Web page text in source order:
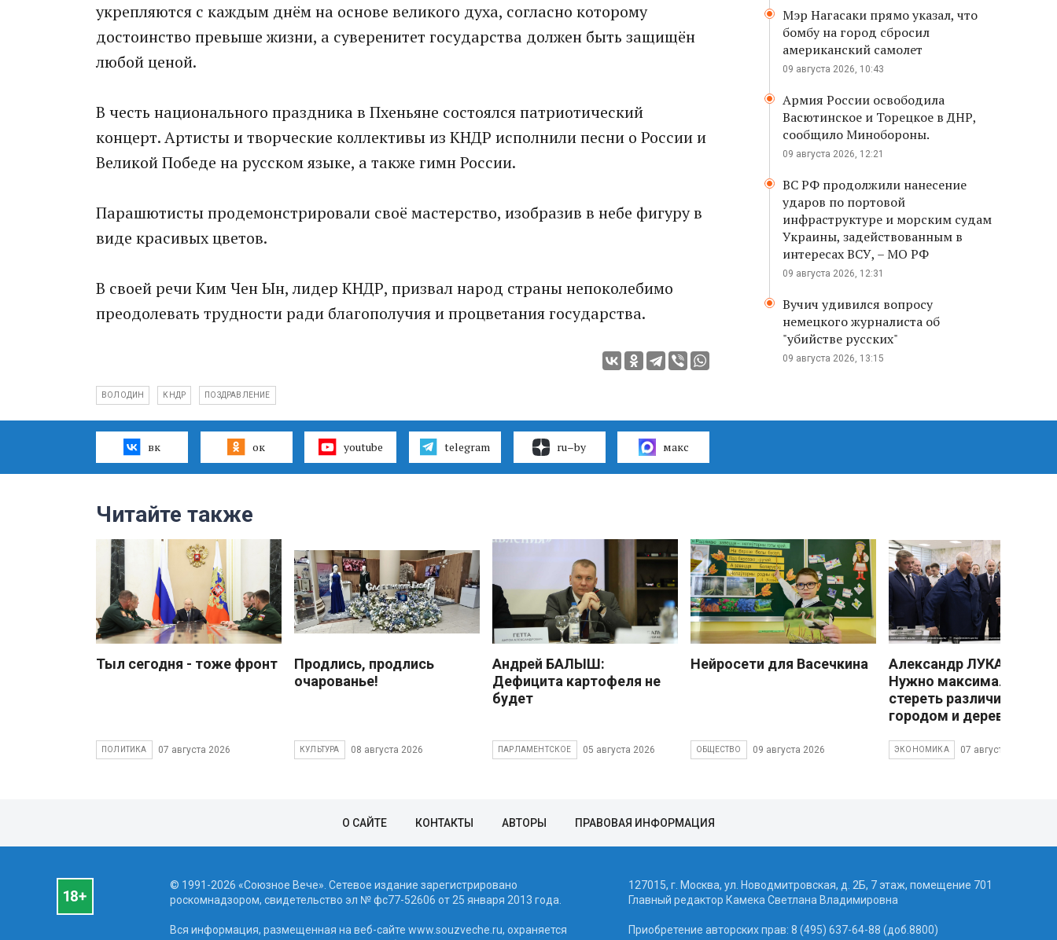
укрепляются с каждым днём на основе великого духа, согласно которому
достоинство превыше жизни, а суверенитет государства должен быть защищён
любой ценой.
В честь национального праздника в Пхеньяне состоялся патриотический
концерт. Артисты и творческие коллективы из КНДР исполнили песни о России и
Великой Победе на русском языке, а также гимн России.
Парашютисты продемонстрировали своё мастерство, изобразив в небе фигуру в
виде красивых цветов.
В своей речи Ким Чен Ын, лидер КНДР, призвал народ страны непоколебимо
преодолевать трудности ради благополучия и процветания государства.
ВОЛОДИН КНДР ПОЗДРАВЛЕНИЕ
Мэр Нагасаки прямо указал, что
бомбу на город сбросил
американский самолет
09 августа 2026, 10:43
Армия России освободила
Васютинское и Торецкое в ДНР,
сообщило Минобороны.
09 августа 2026, 12:21
ВС РФ продолжили нанесение
ударов по портовой
инфраструктуре и морским судам
Украины, задействованным в
интересах ВСУ, – МО РФ
09 августа 2026, 12:31
Вучич удивился вопросу
немецкого журналиста об
"убийстве русских"
09 августа 2026, 13:15
вк ок youtube telegram ru–by макс
Читайте также
Тыл сегодня - тоже фронт
ПОЛИТИКА 07 августа 2026
Продлись, продлись
очарованье!
КУЛЬТУРА 08 августа 2026
Андрей БАЛЫШ:
Дефицита картофеля не
будет
ПАРЛАМЕНТСКОЕ 05 августа 2026
Нейросети для Васечкина
ОБЩЕСТВО 09 августа 2026
Александр
Нужно максимально
стереть различия
городом и деревней
ЭКОНОМИКА 07 августа 2026
О САЙТЕ КОНТАКТЫ АВТОРЫ ПРАВОВАЯ ИНФОРМАЦИЯ
© 1991-2026 «Союзное Вече». Сетевое издание зарегистрировано
роскомнадзором, свидетельство эл № фc77-52606 от 25 января 2013 года.
Вся информация, размещенная на веб-сайте www.souzveche.ru, охраняется
127015, г. Москва, ул. Новодмитровская, д. 2Б, 7 этаж, помещение 701
Главный редактор Камека Светлана Владимировна
Приобретение авторских прав: 8 (495) 637-64-88 (доб.8800)